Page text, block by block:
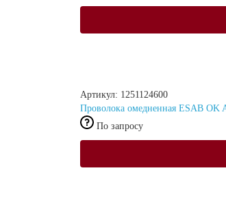
Артикул: 1251124600
Проволока омедненная ESAB OK
По запросу